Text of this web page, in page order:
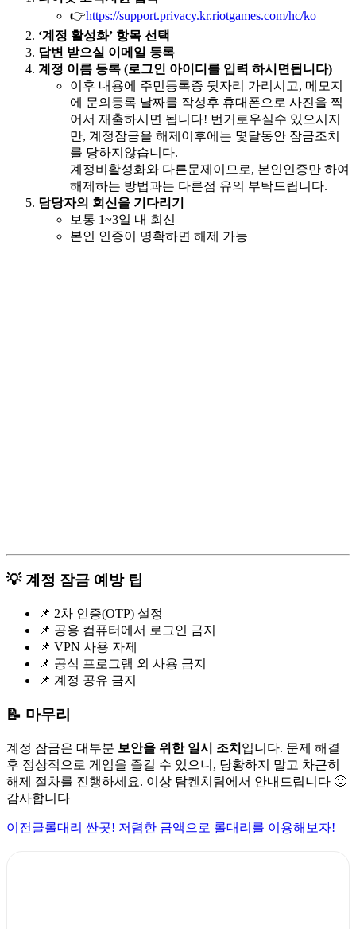
👉https://support.privacy.kr.riotgames.com/hc/ko
‘계정 활성화’ 항목 선택
답변 받으실 이메일 등록
계정 이름 등록 (로그인 아이디를 입력 하시면됩니다)
이후 내용에 주민등록증 뒷자리 가리시고, 메모지
에 문의등록 날짜를 작성후 휴대폰으로 사진을 찍
어서 재출하시면 됩니다! 번거로우실수 있으시지
만, 계정잠금을 해제이후에는 몇달동안 잠금조치
를 당하지않습니다.
계정비활성화와 다른문제이므로, 본인인증만 하여
해제하는 방법과는 다른점 유의 부탁드립니다.
담당자의 회신을 기다리기
보통 1~3일 내 회신
본인 인증이 명확하면 해제 가능
💡 계정 잠금 예방 팁
📌 2차 인증(OTP) 설정
📌 공용 컴퓨터에서 로그인 금지
📌 VPN 사용 자제
📌 공식 프로그램 외 사용 금지
📌 계정 공유 금지
📝 마무리
계정 잠금은 대부분 보안을 위한 일시 조치 입니다. 문제 해결
후 정상적으로 게임을 즐길 수 있으니, 당황하지 말고 차근히
해제 절차를 진행하세요. 이상 탐켄치팀에서 안내드립니다 🙂
감사합니다
이전글롤대리 싼곳! 저렴한 금액으로 롤대리를 이용해보자!